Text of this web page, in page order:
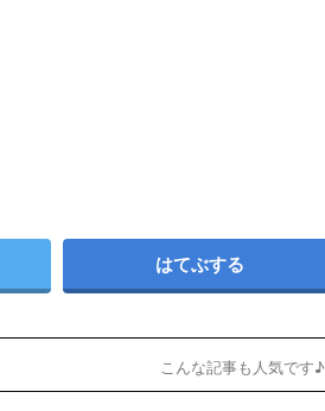
はてぶする
こんな記事も人気です♪